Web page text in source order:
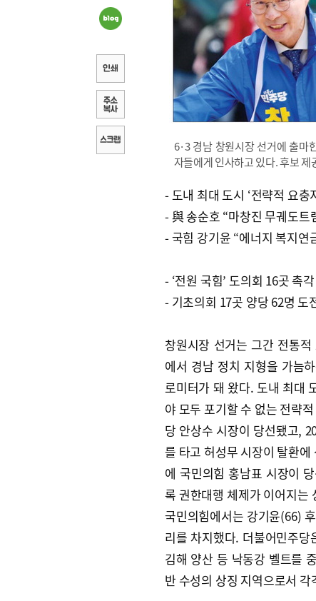
6·3 경남 창원시장 선거에 출마
자들에게 인사하고 있다. 후보 제
- 도내 최대 도시 ‘전략적 요충
- 與 송순호 “마창진 무궤도트
- 국힘 강기윤 “에너지 복지연
- ‘전원 국힘’ 도의회 16곳 촉각
- 기초의회 17곳 양당 62명 도
창원시장 선거는 그간 전통
에서 경남 정치 지형을 가늠
로미터가 돼 왔다. 도내 최대
야 모두 포기할 수 없는 전략
당 안상수 시장이 당선됐고,
를 타고 허성무 시장이 탈환
에 국민의힘 홍남표 시장이
록 권한대행 체제가 이어지는
국민의힘에서는 강기윤(66)
리를 차지했다. 더불어민주
김해 양산 등 낙동강 벨트를
반 수성의 상징 지역으로서